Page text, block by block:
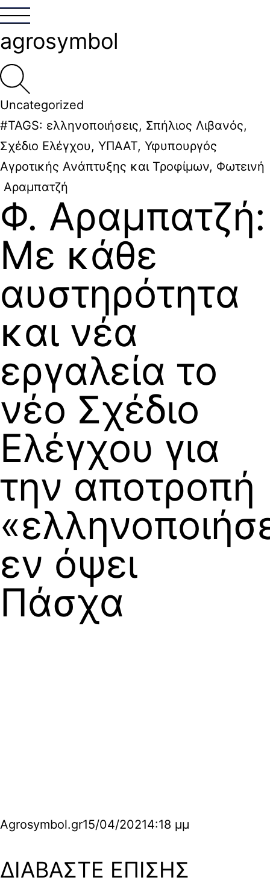
agrosymbol
Uncategorized
#TAGS: ελληνοποιήσεις, Σπήλιος Λιβανός,
Σχέδιο Ελέγχου, ΥΠΑΑΤ, Υφυπουργός
Αγροτικής Ανάπτυξης και Τροφίμων, Φωτεινή
Αραμπατζή
Φ. Αραμπατζή:
Με κάθε
αυστηρότητα
και νέα
εργαλεία το
νέο Σχέδιο
Ελέγχου για
την αποτροπή
εν όψει
Πάσχα
Agrosymbol.gr15/04/20214:18 μμ
ΔΙΑΒΑΣΤΕ ΕΠΙΣΗΣ